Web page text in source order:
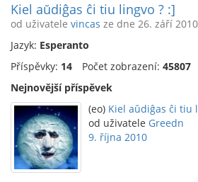
Kiel aŭdiĝas ĉi tiu lingvo ? :]
od uživatele vincas ze dne 26. září 2010
Jazyk: Esperanto
Příspěvky: 14 Počet zobrazení: 45807
Nejnovější příspěvek
(eo) Kiel aŭdiĝas ĉi tiu
od uživatele Greedn
9. října 2010